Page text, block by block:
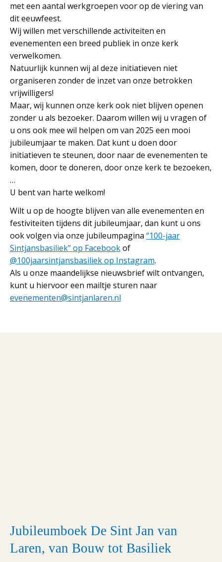
met een aantal werkgroepen voor op de viering van
dit eeuwfeest.
Wij willen met verschillende activiteiten en
evenementen een breed publiek in onze kerk
verwelkomen.
Natuurlijk kunnen wij al deze initiatieven niet
organiseren zonder de inzet van onze betrokken
vrijwilligers!
Maar, wij kunnen onze kerk ook niet blijven openen
zonder u als bezoeker. Daarom willen wij u vragen of
u ons ook mee wil helpen om van 2025 een mooi
jubileumjaar te maken. Dat kunt u doen door
initiatieven te steunen, door naar de evenementen te
komen, door te doneren, door onze kerk te bezoeken,
…
U bent van harte welkom!
Wilt u op de hoogte blijven van alle evenementen en
festiviteiten tijdens dit jubileumjaar, dan kunt u ons
ook volgen via onze jubileumpagina “100-jaar
Sintjansbasiliek” op Facebookof
@100jaarsintjansbasiliek op Instagram.
Als u onze maandelijkse nieuwsbrief wilt ontvangen,
kunt u hiervoor een mailtje sturen naar
evenementen@sintjanlaren.nl
Jubileumboek De Sint Jan van
Laren, van Bouw tot Basiliek